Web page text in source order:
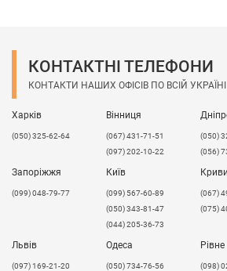
КОНТАКТНІ ТЕЛЕФОНИ
КОНТАКТИ НАШИХ ОФІСІВ ПО ВСІЙ УКРАЇНІ
Харків
(050) 325-62-64
Вінниця
(067) 431-71-51
(097) 202-10-22
(050)
(056)
Запоріжжя
(099) 048-79-77
Київ
(099) 567-60-89
(050) 343-81-47
(044) 205-36-73
(067)
(075)
Львів
​(097) 169-21-20
Одеса
(050) 734-76-56
Рівне
(098)